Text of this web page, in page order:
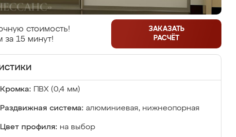
стоимость!
за 15 минут!
ЗАКАЗАТЬ
РАСЧЁТ
Кромка: ПВХ (0,4 мм)
Раздвижная система: алюминиевая, нижнеопорная
Цвет профиля: на выбор